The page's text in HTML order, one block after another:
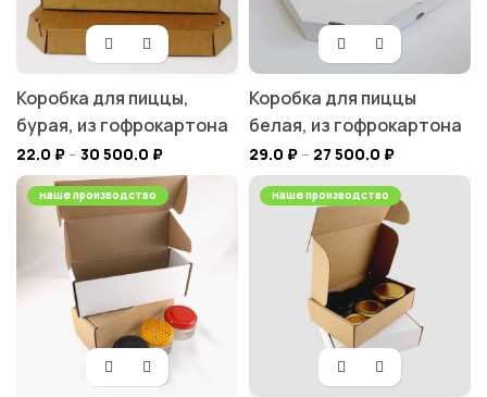
Коробка для пиццы,
бурая, из гофрокартона
22.0 ₽– 30 500.0 ₽
Коробка для пиццы
белая, из гофрокартона
29.0 ₽– 27 500.0 ₽
наше производство наше производство